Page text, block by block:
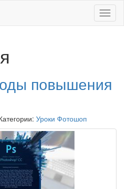
Меню
повышения
Уроки Фотошоп